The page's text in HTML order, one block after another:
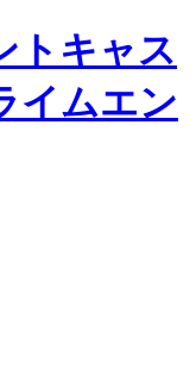
トキャス
イムエン